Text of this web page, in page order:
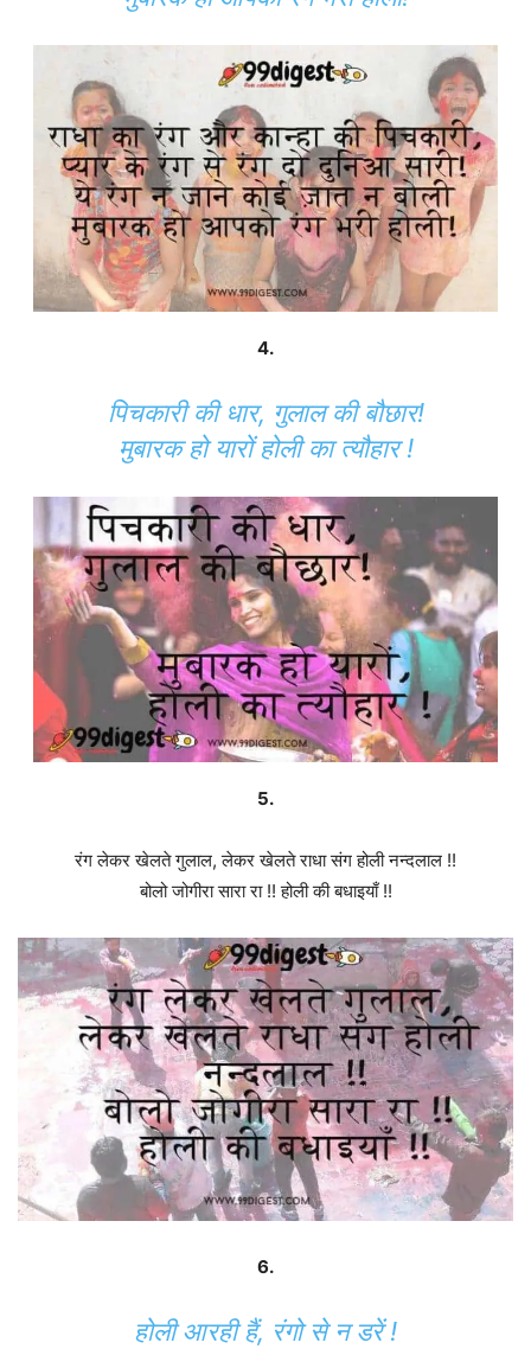
4.
पिचकारी की धार, गुलाल की बौछार!
मुबारक हो यारों होली का त्यौहार !
5.
रंग लेकर खेलते गुलाल, लेकर खेलते राधा संग होली नन्दलाल !!
बोलो जोगीरा सारा रा !! होली की बधाइयाँ !!
6.
होली आरही हैं, रंगो से न डरें !